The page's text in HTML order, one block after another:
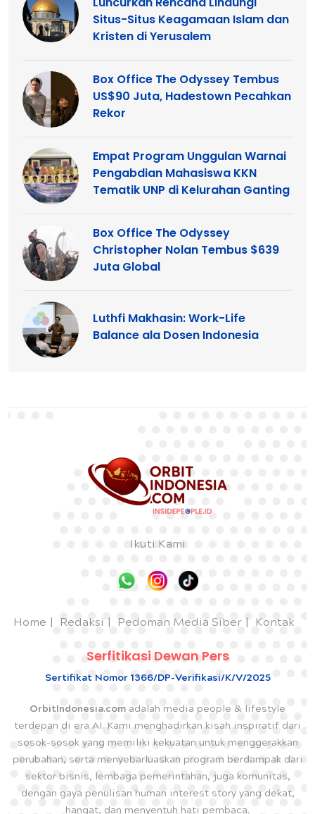
Situs-Situs Keagamaan Islam dan
Kristen di Yerusalem
Box Office The Odyssey Tembus
US$90 Juta, Hadestown Pecahkan
Rekor
Empat Program Unggulan Warnai
Pengabdian Mahasiswa KKN
Tematik UNP di Kelurahan Ganting
Box Office The Odyssey
Christopher Nolan Tembus $639
Juta Global
Luthfi Makhasin: Work-Life
Balance ala Dosen Indonesia
Ikuti Kami
Home Redaksi Pedoman Media Siber Kontak
Serfitikasi Dewan Pers
Sertifikat Nomor 1366/DP-Verifikasi/K/V/2025
OrbitIndonesia.com adalah media people & lifestyle
terdepan di era AI. Kami menghadirkan kisah inspiratif dari
sosok-sosok yang memiliki kekuatan untuk menggerakkan
perubahan, serta menyebarluaskan program berdampak dari
sektor bisnis, lembaga pemerintahan, juga komunitas,
dengan gaya penulisan human interest story yang dekat,
hangat, dan menyentuh hati pembaca.